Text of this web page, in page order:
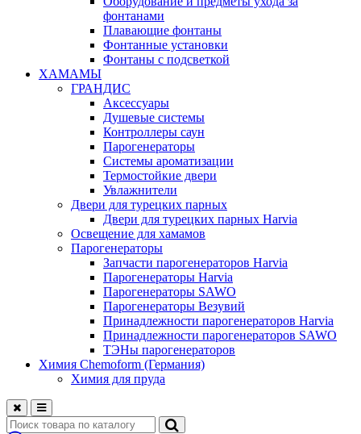
фонтанами
Плавающие фонтаны
Фонтанные установки
Фонтаны с подсветкой
ХАМАМЫ
ГРАНДИС
Аксессуары
Душевые системы
Контроллеры саун
Парогенераторы
Системы ароматизации
Термостойкие двери
Увлажнители
Двери для турецких парных
Двери для турецких парных Harvia
Освещение для хамамов
Парогенераторы
Запчасти парогенераторов Harvia
Парогенераторы Harvia
Парогенераторы SAWO
Парогенераторы Везувий
Принадлежности парогенераторов Harvia
Принадлежности парогенераторов SAWO
ТЭНы парогенераторов
Химия Chemoform (Германия)
Химия для пруда